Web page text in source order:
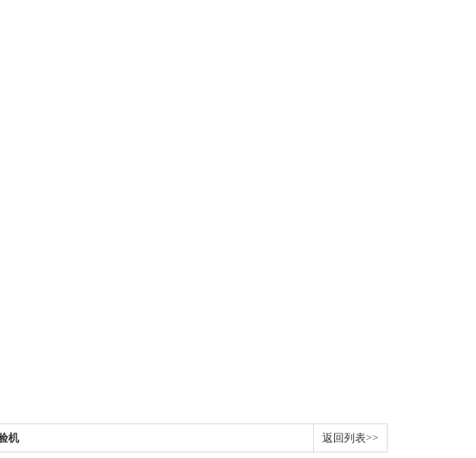
机 返回列表>>